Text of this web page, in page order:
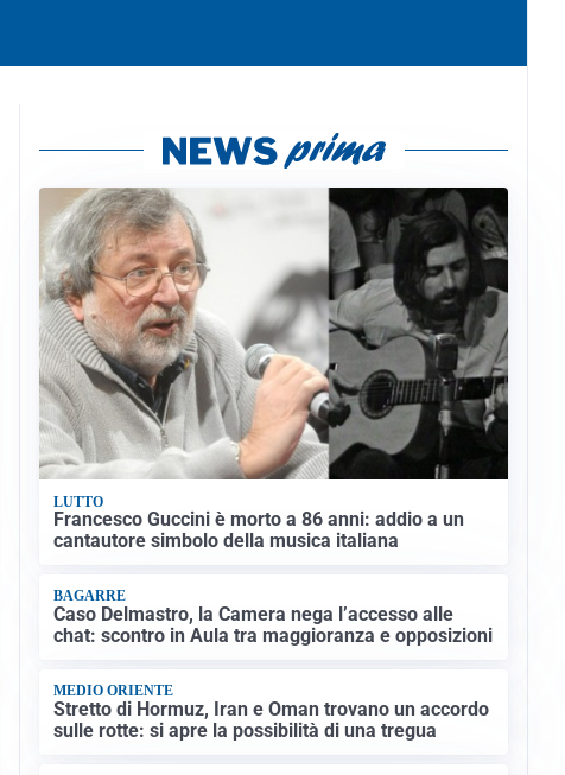
LUTTO
Francesco Guccini è morto a 86 anni: addio a un
cantautore simbolo della musica italiana
BAGARRE
Caso Delmastro, la Camera nega l’accesso alle
chat: scontro in Aula tra maggioranza e opposizioni
MEDIO ORIENTE
Stretto di Hormuz, Iran e Oman trovano un accordo
sulle rotte: si apre la possibilità di una tregua